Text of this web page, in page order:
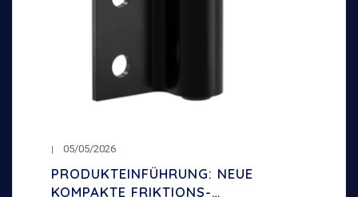
05/05/2026
PRODUKTEINFÜHRUNG: NEUE
KOMPAKTE FRIKTIONS-